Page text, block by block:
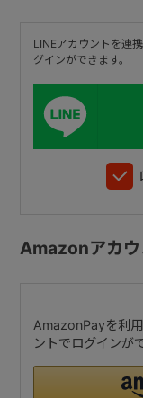
LINEアカウントを連
グインができます。
Amazonアカ
AmazonPayを利
ントでログインが